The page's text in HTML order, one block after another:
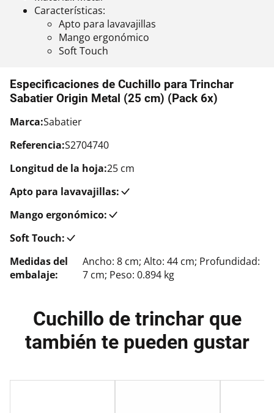
Características:
Apto para lavavajillas
Mango ergonómico
Soft Touch
Especificaciones de Cuchillo para Trinchar
Sabatier Origin Metal (25 cm) (Pack 6x)
Marca:Sabatier
Referencia:S2704740
Longitud de la hoja:25 cm
Apto para lavavajillas:
Mango ergonómico:
Soft Touch:
Medidas del
embalaje:
Ancho: 8 cm; Alto: 44 cm; Profundidad:
7 cm; Peso: 0.894 kg
Cuchillo de trinchar que
también te pueden gustar